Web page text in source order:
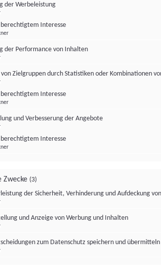
der Werbeleistung
Interesse
der Performance von Inhalten
von Zielgruppen durch Statistiken oder Kombinationen
Interesse
und Verbesserung der Angebote
Interesse
Zwecke (3)
der Sicherheit, Verhinderung und Aufdeckung
und Anzeige von Werbung und Inhalten
zum Datenschutz speichern und übermitteln